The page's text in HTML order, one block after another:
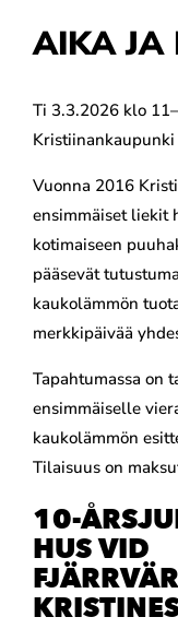
AIKA JA
Ti 3.3.2026 klo
Kristiinankaupunki
Vuonna 2016
ensimmäiset liekit
kotimaiseen
pääsevät
kaukolämmön
merkkipäivää
Tapahtumassa on
ensimmäiselle
kaukolämmön
Tilaisuus on
10-
HUS VID